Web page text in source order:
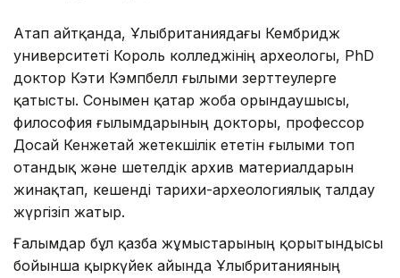
Атап айтқанда, Ұлыбританиядағы Кембридж
университеті Король колледжінің археологы, PhD
доктор Кэти Кэмпбелл ғылыми зерттеулерге
қатысты. Сонымен қатар жоба орындаушысы,
философия ғылымдарының докторы, профессор
Досай Кенжетай жетекшілік ететін ғылыми топ
отандық және шетелдік архив материалдарын
жинақтап, кешенді тарихи-археологиялық талдау
жүргізіп жатыр.
Ғалымдар бұл қазба жұмыстарының қорытындысы
бойынша қыркүйек айында Ұлыбританияның